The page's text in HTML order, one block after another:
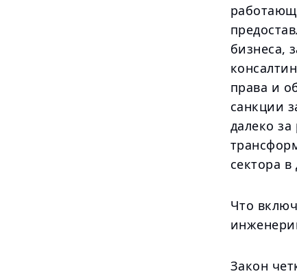
бизнеса,
права и
санкции
далеко
сектора в
Что
Закон